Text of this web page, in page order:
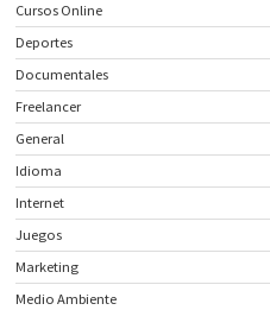
Cursos Online
Deportes
Documentales
Freelancer
General
Idioma
Internet
Juegos
Marketing
Medio Ambiente